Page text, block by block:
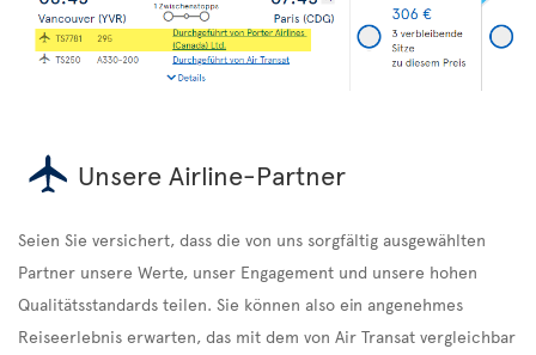
Unsere Airline-Partner
Seien Sie versichert, dass die von uns sorgfältig ausgewählten
Partner unsere Werte, unser Engagement und unsere hohen
Qualitätsstandards teilen. Sie können also ein angenehmes
Reiseerlebnis erwarten, das mit dem von Air Transat vergleichbar